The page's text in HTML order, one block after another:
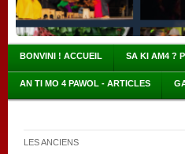
BONVINI ! ACCUEIL SA KI AM4 ?
AN TI MO 4 PAWOL - ARTICLES
LES ANCIENS